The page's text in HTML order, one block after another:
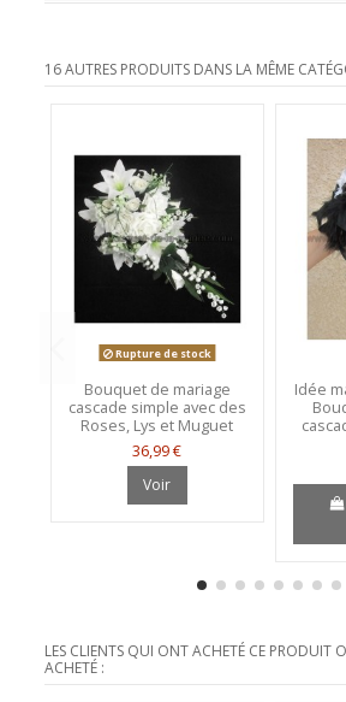
16 AUTRES PRODUITS DANS LA MÊME
Rupture de stock
Bouquet de mariage
cascade simple avec des
Roses, Lys et Muguet
36,99 €
Voir
Idée
LES CLIENTS QUI ONT ACHETÉ CE PRODUIT
ACHETÉ :